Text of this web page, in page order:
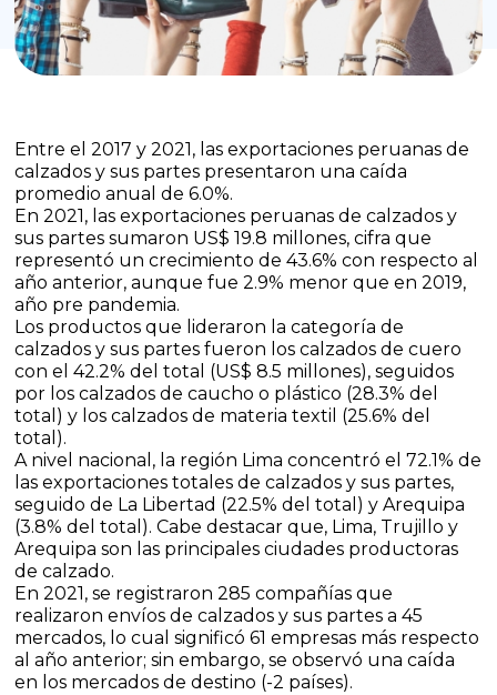
Entre el 2017 y 2021, las exportaciones peruanas de
calzados y sus partes presentaron una caída
promedio anual de 6.0%.
En 2021, las exportaciones peruanas de calzados y
sus partes sumaron US$ 19.8 millones, cifra que
representó un crecimiento de 43.6% con respecto al
año anterior, aunque fue 2.9% menor que en 2019,
año pre pandemia.
Los productos que lideraron la categoría de
calzados y sus partes fueron los calzados de cuero
con el 42.2% del total (US$ 8.5 millones), seguidos
por los calzados de caucho o plástico (28.3% del
total) y los calzados de materia textil (25.6% del
total).
A nivel nacional, la región Lima concentró el 72.1% de
las exportaciones totales de calzados y sus partes,
seguido de La Libertad (22.5% del total) y Arequipa
(3.8% del total). Cabe destacar que, Lima, Trujillo y
Arequipa son las principales ciudades productoras
de calzado.
En 2021, se registraron 285 compañías que
realizaron envíos de calzados y sus partes a 45
mercados, lo cual significó 61 empresas más respecto
al año anterior; sin embargo, se observó una caída
en los mercados de destino (-2 países).